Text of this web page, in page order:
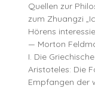
Quellen zur
zum Zhuangzi
Hörens
— Morton
I. Die
Aristoteles: Die
Empfangen der